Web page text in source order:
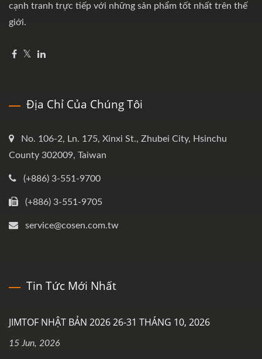
cạnh tranh trực tiếp với những sản phẩm tốt nhất trên thế
giới.
Địa Chỉ Của Chúng Tôi
No. 106-2, Ln. 175, Xinxi St., Zhubei City, Hsinchu
County 302009, Taiwan
(+886) 3-551-9700
(+886) 3-551-9705
service@cosen.com.tw
Tin Tức Mới Nhất
JIMTOF NHẬT BẢN 2026 26-31 THÁNG 10, 2026
15 Jun, 2026